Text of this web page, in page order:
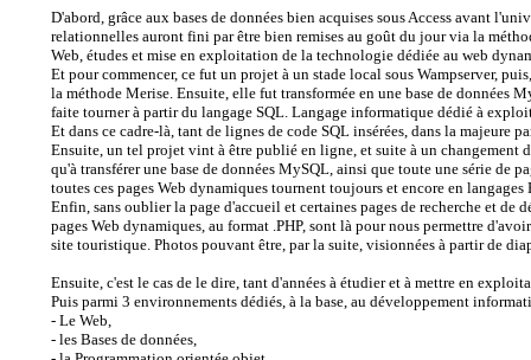
D'abord, grâce aux bases de données bien acquises sous Access avant
relationnelles auront fini par être bien remises au goût du jour via la
Web, études et mise en exploitation de la technologie dédiée au web
Et pour commencer, ce fut un projet à un stade local sous Wampserver,
la méthode Merise. Ensuite, elle fut transformée en une base de données
faite tourner à partir du langage SQL. Langage informatique dédié à
Et dans ce cadre-là, tant de lignes de code SQL insérées, dans la majeure
Ensuite, un tel projet vint à être publié en ligne, et suite à un changement
qu'à transférer une base de données MySQL, ainsi que toute une série de
toutes ces pages Web dynamiques tournent toujours et encore en
Enfin, sans oublier la page d'accueil et certaines pages de recherche et de
pages Web dynamiques, au format .PHP, sont là pour nous permettre
site touristique. Photos pouvant être, par la suite, visionnées à partir de
Ensuite, c'est le cas de le dire, tant d'années à étudier et à mettre en
Puis parmi 3 environnements dédiés, à la base, au développement
- Le Web,
- les Bases de données,